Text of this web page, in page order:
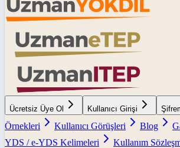
Ücretsiz Üye Ol Kullanıcı Girişi
Örnekleri
Kullanıcı Görüşleri Blog
YDS / e-YDS Kelimeleri
Kullanım